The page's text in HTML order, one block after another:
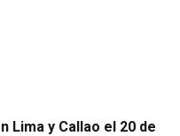
Lima y Callao el 20 de